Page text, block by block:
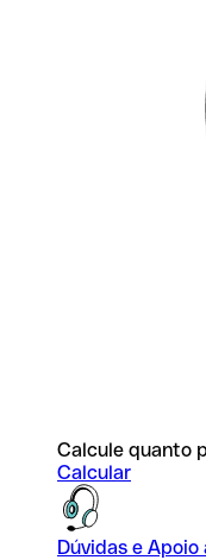
Calcule quanto
Calcular
Dúvidas e